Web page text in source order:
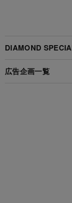
DIAMOND
広告企画一覧